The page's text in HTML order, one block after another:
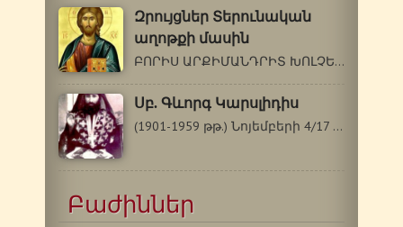
Զրույցներ Տերունական
աղոթքի մասին
ԲՈՐԻՍ ԱՐՔԻՄԱՆԴՐԻՏ ԽՈԼՉԵՎ (1895-1971) ԱՂՈԹՔԻ…
Սբ. Գևորգ Կարսլիդիս
(1901-1959 թթ.) Նոյեմբերի 4/17 Սբ. Գևորգը`…
Բաժիններ